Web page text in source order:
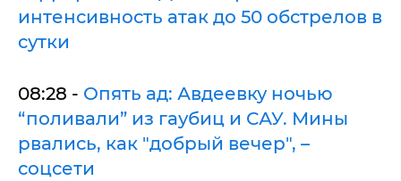
интенсивность атак до 50 обстрелов в
сутки
08:28 - Опять ад: Авдеевку ночью
“поливали” из гаубиц и САУ. Мины
рвались, как "добрый вечер", –
соцсети